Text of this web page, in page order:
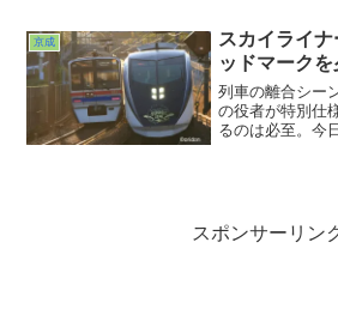
てからだという
に来なければな
いろ収まってい
り晴れやかに見
京成
スカイライ
ッドマーク
列車の離合シー
の役者が特別仕
るのは必至。今
のが人間のサガ
挑戦していこう
スポンサーリン